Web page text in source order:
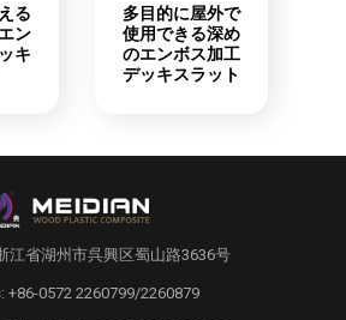
る
ン
キ
多目的に屋外で
使用できる深め
のエンボス加工
デッキスラット
江省湖州市呉興区蜀山路3636号
+86-0572 2260799/2260879